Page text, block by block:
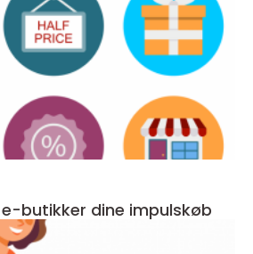
butikker dine impulskøb